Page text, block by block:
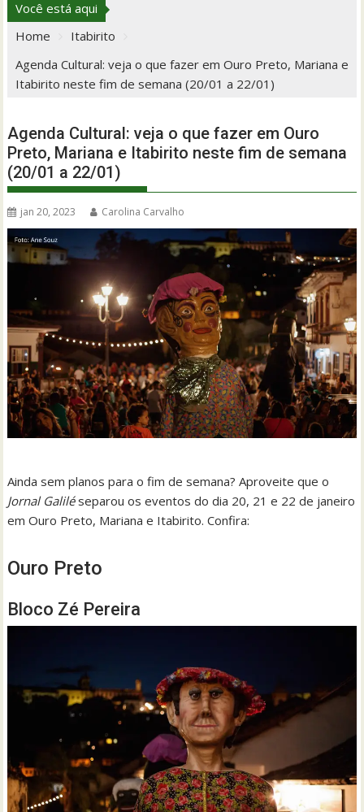
Você está aqui
Home
Itabirito
Agenda Cultural: veja o que fazer em Ouro Preto, Mariana e
Itabirito neste fim de semana (20/01 a 22/01)
Agenda Cultural: veja o que fazer em Ouro
Preto, Mariana e Itabirito neste fim de semana
(20/01 a 22/01)
jan 20, 2023 Carolina Carvalho
Ainda sem planos para o fim de semana? Aproveite que o
Jornal Galiléseparou os eventos do dia 20, 21 e 22 de janeiro
em Ouro Preto, Mariana e Itabirito. Confira:
Ouro Preto
Bloco Zé Pereira